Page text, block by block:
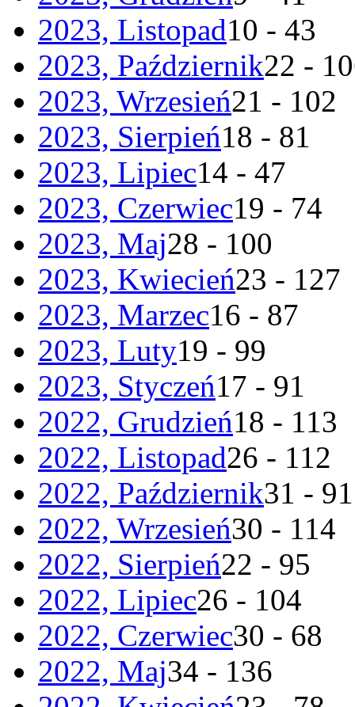
2023, Listopad10 - 43
2023, Październik22 -
2023, Wrzesień21 - 102
2023, Sierpień18 - 81
2023, Lipiec14 - 47
2023, Czerwiec19 - 74
2023, Maj28 - 100
2023, Kwiecień23 - 127
2023, Marzec16 - 87
2023, Luty19 - 99
2023, Styczeń17 - 91
2022, Grudzień18 - 113
2022, Listopad26 - 112
2022, Październik31 - 91
2022, Wrzesień30 - 114
2022, Sierpień22 - 95
2022, Lipiec26 - 104
2022, Czerwiec30 - 68
2022, Maj34 - 136